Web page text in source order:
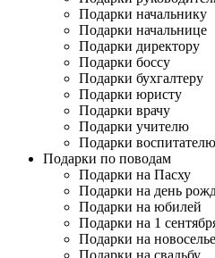
Подарки начальнику
Подарки начальнице
Подарки директору
Подарки боссу
Подарки бухгалтеру
Подарки юристу
Подарки врачу
Подарки учителю
Подарки воспитателю
Подарки по поводам
Подарки на Пасху
Подарки на день
Подарки на юбилей
Подарки на 1
Подарки на новоселье
Подарки на свадьбу